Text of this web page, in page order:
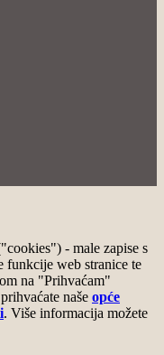
- male zapise s
funkcije web stranice te
na "Prihvaćam"
naše opće
. Više informacija možete